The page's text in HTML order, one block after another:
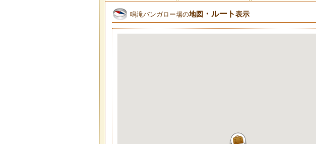
鳴滝バンガロー場の地図 ・ルート表示